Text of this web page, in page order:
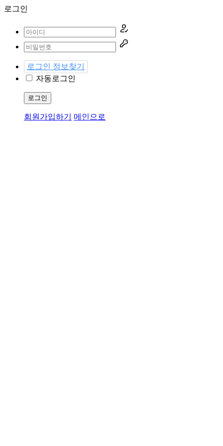
로그인
로그인 정보찾기
자동로그인
로그인
회원가입하기 메인으로